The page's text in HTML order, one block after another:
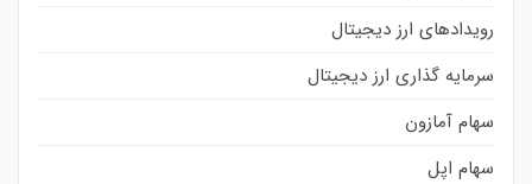
رویدادهای ارز دیجیتال
سرمایه گذاری ارز دیجیتال
سهام آمازون
سهام اپل